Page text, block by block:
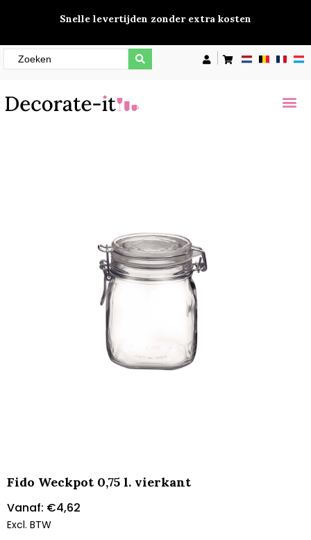
Fido Weckpot 0,75 l. vierkant
Vanaf: €4,62
Excl. BTW